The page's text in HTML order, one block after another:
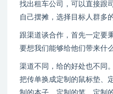
找出租车公司，可以直接
自己摆摊，选择目标人群多
跟渠道谈合作，首先一定要
要想我们能够给他们带来什
渠道不同，给的好处也不同
把传单换成定制的鼠标垫、